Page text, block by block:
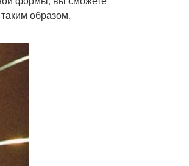
образом,